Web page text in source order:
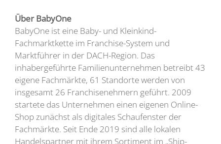
Über BabyOne
BabyOne ist eine Baby- und Kleinkind-
Fachmarktkette im Franchise-System und
Marktführer in der DACH-Region. Das
inhabergeführte Familienunternehmen betreibt 43
eigene Fachmärkte, 61 Standorte werden von
insgesamt 26 Franchisenehmern geführt. 2009
startete das Unternehmen einen eigenen Online-
Shop zunächst als digitales Schaufenster der
Fachmärkte. Seit Ende 2019 sind alle lokalen
Handelspartner mit ihrem Sortiment im „Ship-